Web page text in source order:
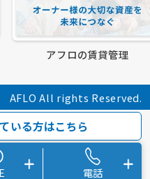
アフロの賃貸管理
AFLO All rights Reserved.
いる方はこちら
電話